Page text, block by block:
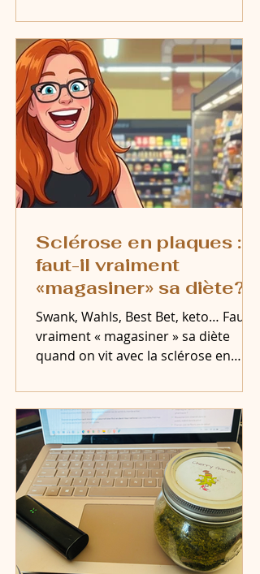
filtre.
Sclérose en plaques :
faut-il vraiment
«magasiner» sa diète?
Swank, Wahls, Best Bet, keto… Faut-il
vraiment « magasiner » sa diète
quand on vit avec la sclérose en
trouvé m'a surprise.